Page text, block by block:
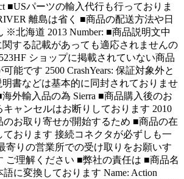
■USパーツの輸入代行も行っておりま
離島は省く ■商品の配送方法や日
※北海道 2013 Number: ■商品説明文中
関する記載があっても適応されませんの
ショップに掲載されていない商品
能です 2500 CrashYears: 保証対象外と
書などは基本的に同封されておりませ
外輸入品の為 Sierra ■商品購入後のお
ャンセルはお断りしております 2010
のお取り寄せが開始するため ■商品の在
ております 接続コネクタが必ずしも一
寄りの営業所での受け取りをお願いす
ご理解ください ■弊社の責任は ■商品名
に変換しております Name: Action